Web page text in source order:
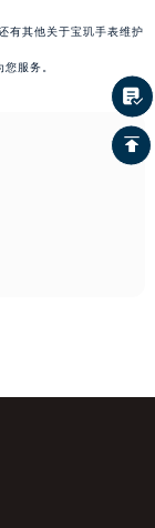
有其他关于宝玑手表维护
服务。